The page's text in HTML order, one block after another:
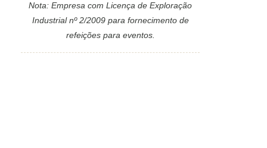
Nota: Empresa com Licença de Exploração
Industrial nº 2/2009 para fornecimento de
refeições para eventos.